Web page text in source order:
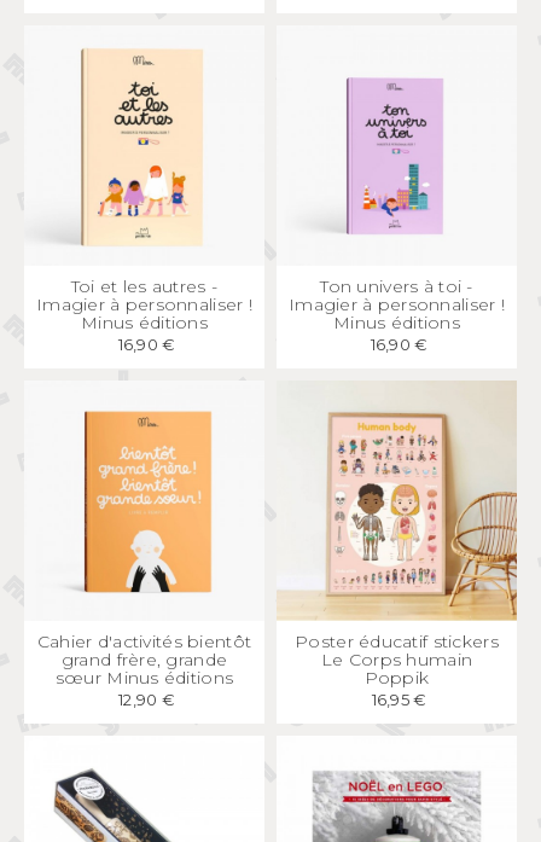
APERÇU
Toi et les autres -
Imagier à personnaliser !
Minus éditions
16,90 €
APERÇU RAPIDE
Ton univers à toi -
Imagier à personnaliser !
Minus éditions
16,90 €
APERÇU RAPIDE
Cahier d'activités bientôt
grand frère, grande
sœur Minus éditions
12,90 €
APERÇU RAPIDE
Poster éducatif stickers
Le Corps humain
Poppik
16,95 €